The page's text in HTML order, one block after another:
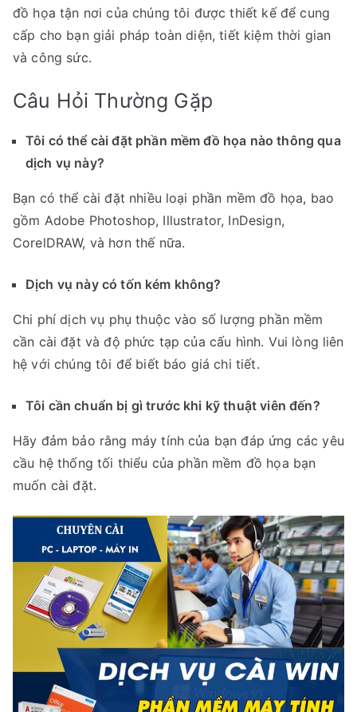
đồ họa tận nơi của chúng tôi được thiết kế để cung
cấp cho bạn giải pháp toàn diện, tiết kiệm thời gian
và công sức.
Câu Hỏi Thường Gặp
Tôi có thể cài đặt phần mềm đồ họa nào thông qua
dịch vụ này?
Bạn có thể cài đặt nhiều loại phần mềm đồ họa, bao
gồm Adobe Photoshop, Illustrator, InDesign,
CorelDRAW, và hơn thế nữa.
Dịch vụ này có tốn kém không?
Chi phí dịch vụ phụ thuộc vào số lượng phần mềm
cần cài đặt và độ phức tạp của cấu hình. Vui lòng liên
hệ với chúng tôi để biết báo giá chi tiết.
Tôi cần chuẩn bị gì trước khi kỹ thuật viên đến?
Hãy đảm bảo rằng máy tính của bạn đáp ứng các yêu
cầu hệ thống tối thiểu của phần mềm đồ họa bạn
muốn cài đặt.